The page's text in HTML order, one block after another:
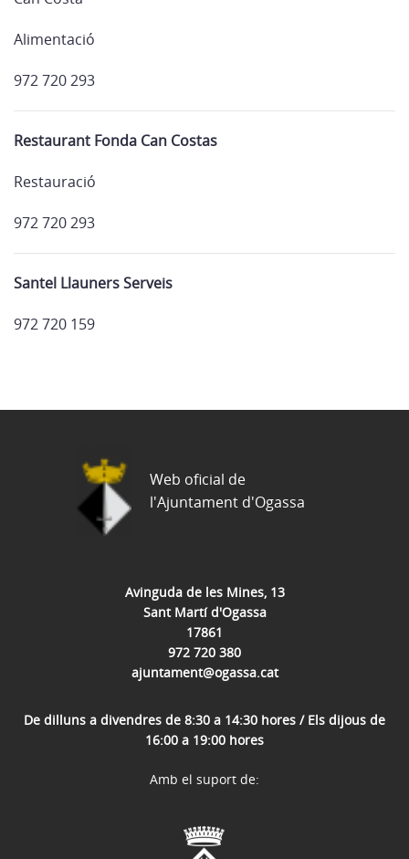
Alimentació
972 720 293
Restaurant Fonda Can Costas
Restauració
972 720 293
Santel Llauners Serveis
972 720 159
Avinguda de les Mines, 13
Sant Martí d'Ogassa
17861
972 720 380
ajuntament@ogassa.cat
De dilluns a divendres de 8:30 a 14:30 hores / Els dijous de
16:00 a 19:00 hores
Web oficial de
l'Ajuntament d'Ogassa
Amb el suport de: